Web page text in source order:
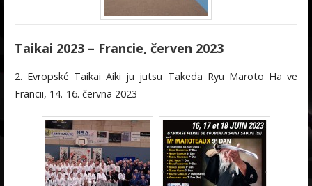
Taikai 2023 – Francie, červen 2023
2. Evropské Taikai Aiki ju jutsu Takeda Ryu Maroto Ha ve
Francii, 14.-16. června 2023